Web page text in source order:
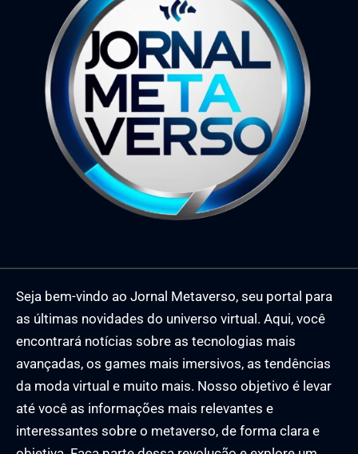
Seja bem-vindo ao Jornal Metaverso, seu portal para
as últimas novidades do universo virtual. Aqui, você
encontrará notícias sobre as tecnologias mais
avançadas, os games mais imersivos, as tendências
da moda virtual e muito mais. Nosso objetivo é levar
até você as informações mais relevantes e
interessantes sobre o metaverso, de forma clara e